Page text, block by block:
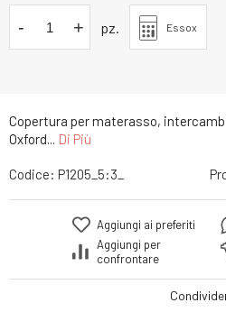
Copertura per materasso,
Oxford... Di Più
- + pz. Essox
Codice: P1205_5:3_
Aggiungi ai preferiti
Aggiungi per
confrontare